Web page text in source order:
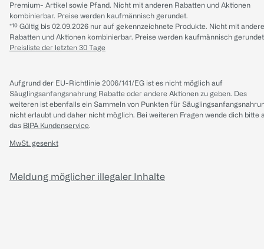
Premium- Artikel sowie Pfand. Nicht mit anderen Rabatten und Aktionen
kombinierbar. Preise werden kaufmännisch gerundet.
*¹⁰ Gültig bis 02.09.2026 nur auf gekennzeichnete Produkte. Nicht mit
Rabatten und Aktionen kombinierbar. Preise werden kaufmännisch
Preisliste der letzten 30 Tage
Aufgrund der EU-Richtlinie 2006/141/EG ist es nicht möglich auf
Säuglingsanfangsnahrung Rabatte oder andere Aktionen zu geben. Des
weiteren ist ebenfalls ein Sammeln von Punkten für
nicht erlaubt und daher nicht möglich. Bei weiteren Fragen wende dich bitte
das BIPA Kundenservice.
MwSt. gesenkt
Meldung möglicher illegaler Inhalte